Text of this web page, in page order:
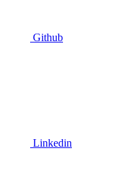
Github
Linkedin